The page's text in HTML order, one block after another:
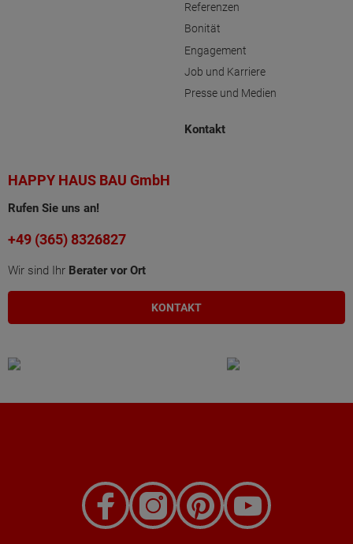
Referenzen
Bonität
Engagement
Job und Karriere
Presse und Medien
Kontakt
HAPPY HAUS BAU GmbH
Rufen Sie uns an!
+49 (365) 8326827
Wir sind Ihr Berater vor Ort
KONTAKT